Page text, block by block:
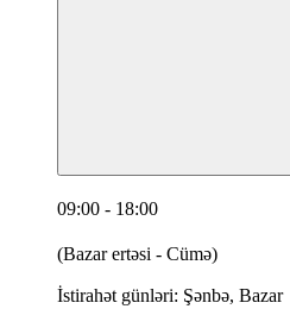
09:00 - 18:00
(Bazar ertəsi - Cümə)
İstirahət günləri: Şənbə, Bazar